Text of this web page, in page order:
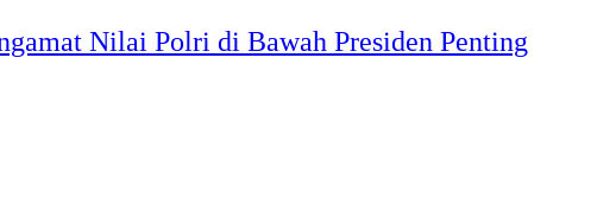
Nilai Polri di Bawah Presiden Penting